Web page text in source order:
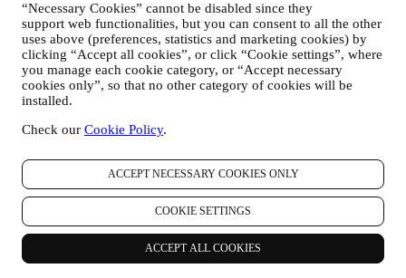
“Necessary Cookies” cannot be disabled since they
support web functionalities, but you can consent to all the other
uses above (preferences, statistics and marketing cookies) by
clicking “Accept all cookies”, or click “Cookie settings”, where
you manage each cookie category, or “Accept necessary
cookies only”, so that no other category of cookies will be
installed.
Check our Cookie Policy.
ACCEPT NECESSARY COOKIES ONLY
COOKIE SETTINGS
ACCEPT ALL COOKIES
Creuset. Vi kommer att göra detta genom att analysera dina
vanor eller intressen. Detta kan handla om de mest visade
produkterna, din interaktion med oss på sociala medier, vilka
sidor på vår webbplats du besöker eller vilket innehåll i våra
erbjudanden du läser. Vi gör detta främst genom att använda
cookies och liknande teknik. Vi kommer att använda den här
informationen för att hantera vår annonsering på andra
webbplatser, ge åtkomst till specifikt innehåll, anpassa
innehållet eller de erbjudanden som du ser på webbplatsen
eller, om du har samtyckt till att få vårt nyhetsbrev, för att
skicka relevant kommunikation/meddelanden som vi tror att
du kanske gillar. Det kommer inte att ha några andra effekter.
Användningen av cookies sker bara med ditt samtycke. Om
du inte vill att den här informationen ska användas till att
skicka dig intressebaserade annonser, innehåll eller
kommunikation kan du begränsa användningen av